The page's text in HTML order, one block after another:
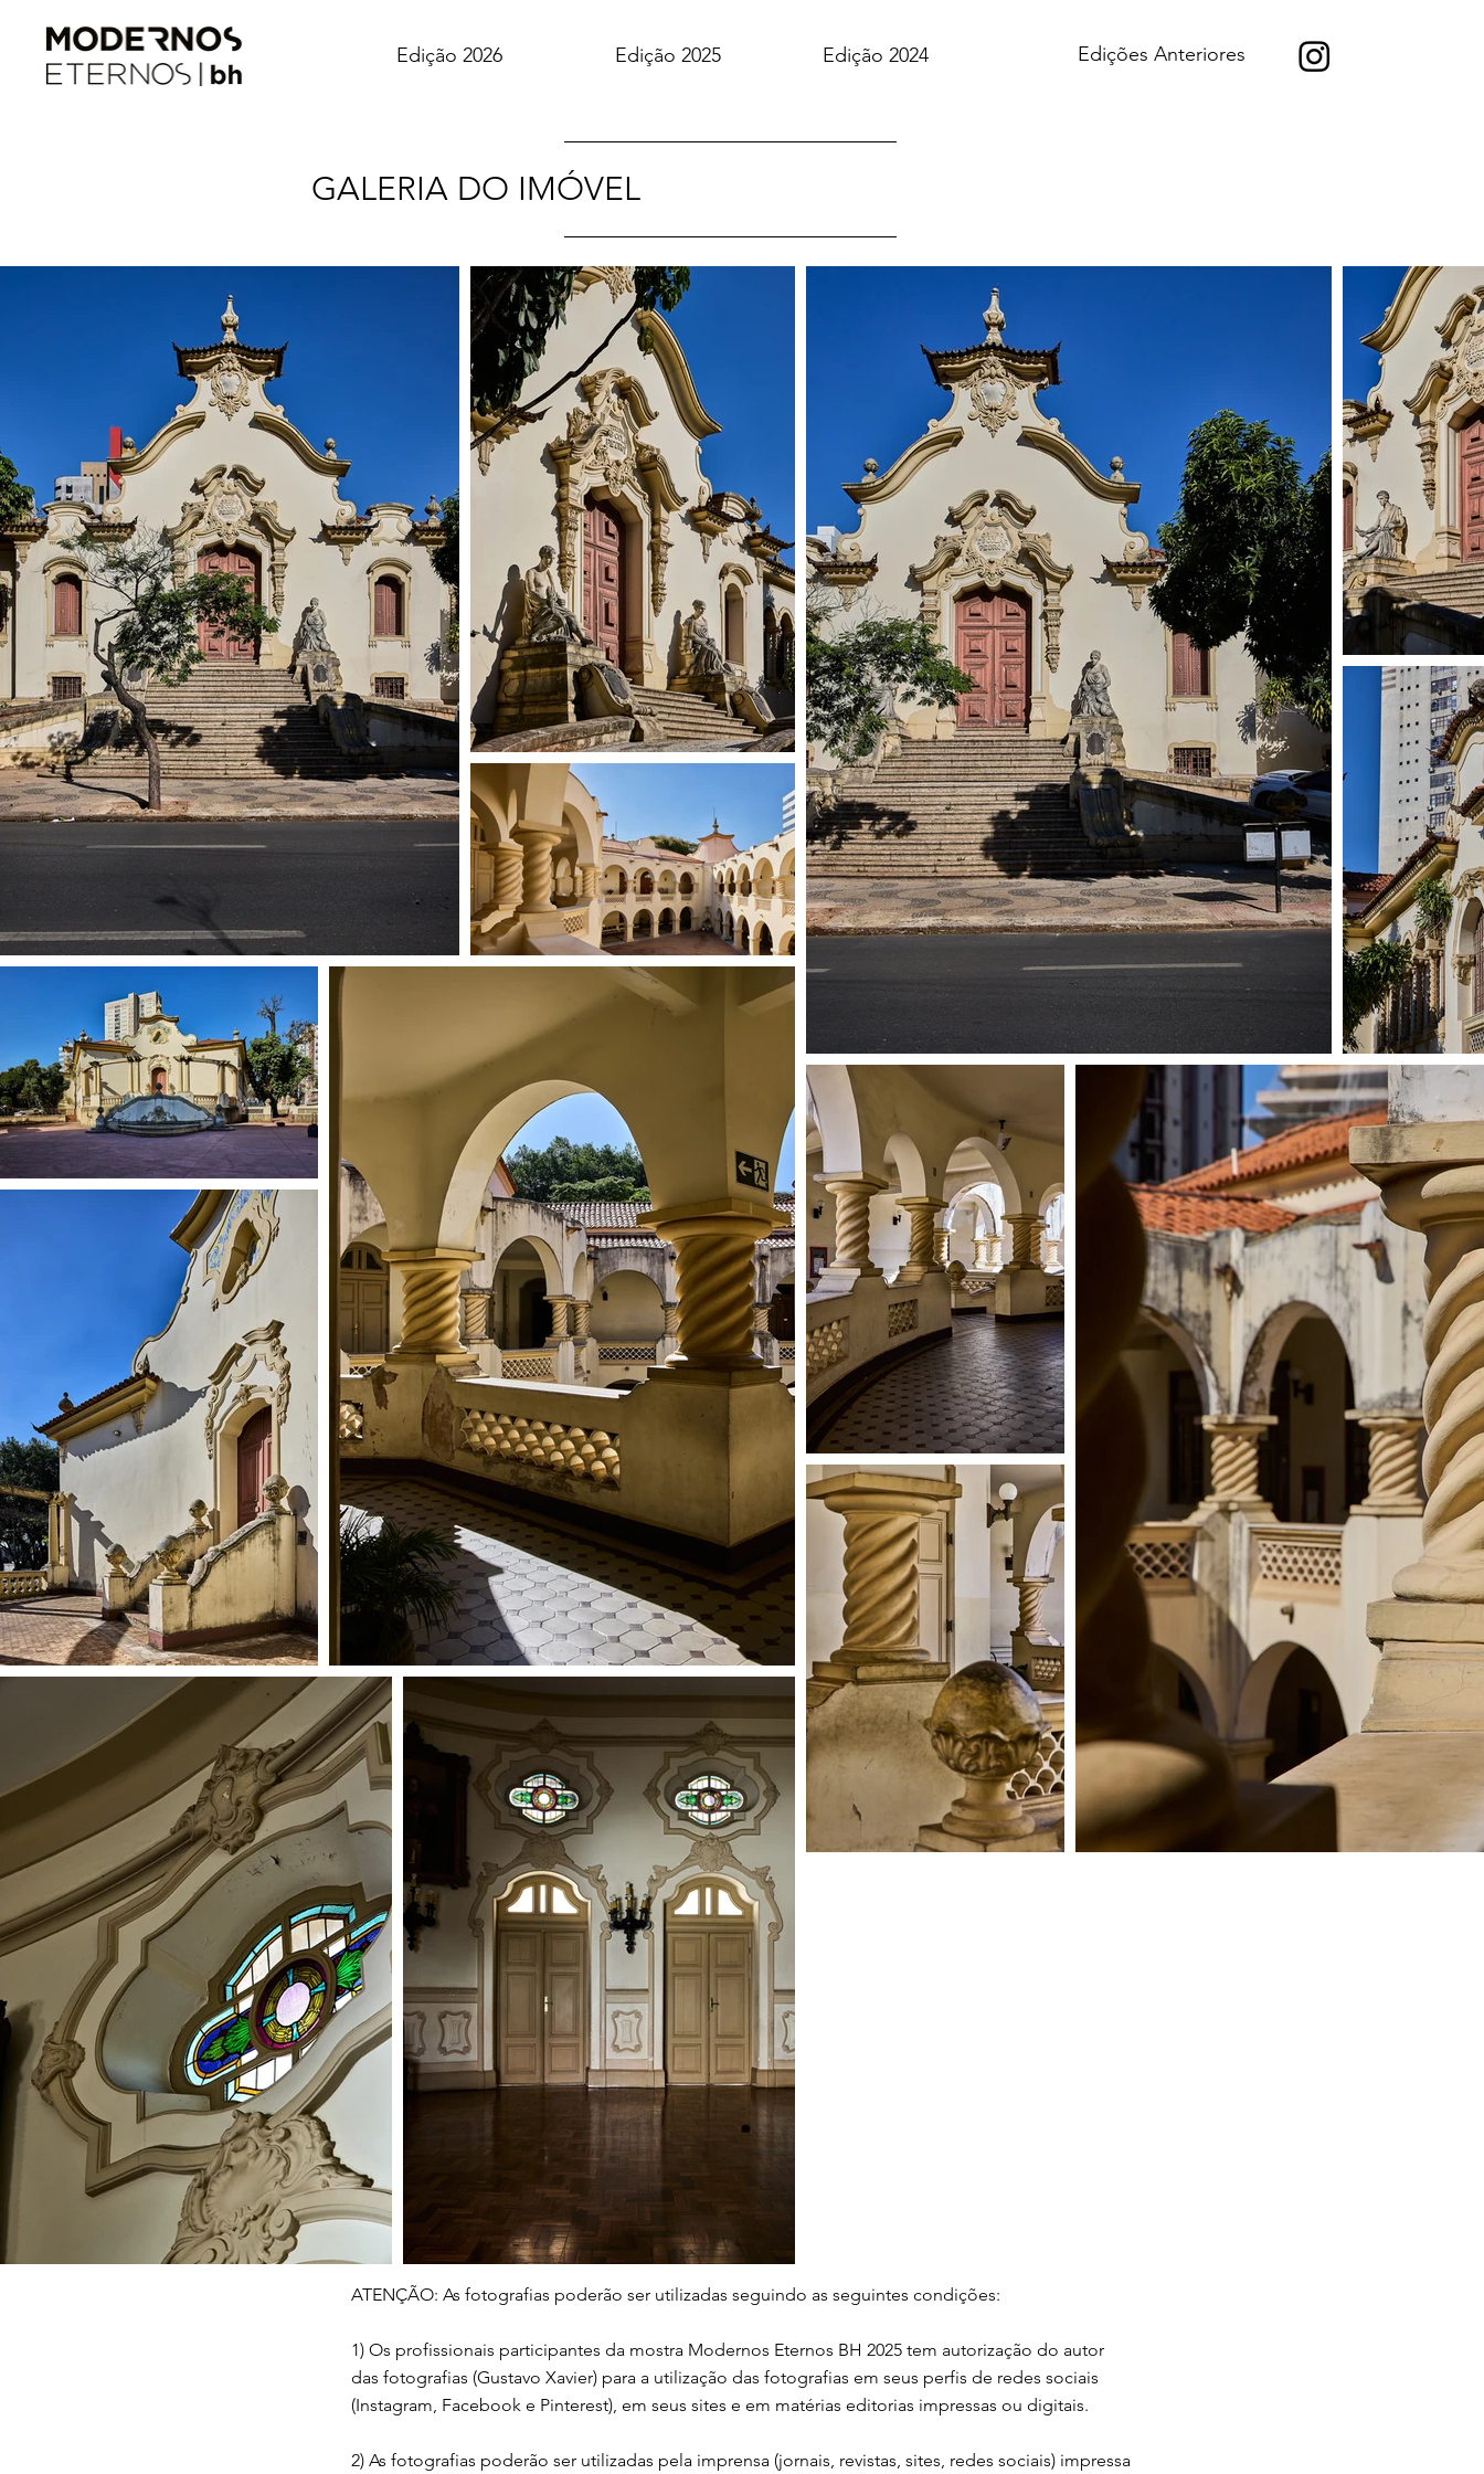
Edição 2026 Edição 2025 Edição 2024 Edições Anteriores
GALERIA DO IMÓVEL
ATENÇÃO: As fotografias poderão ser utilizadas seguindo as seguintes condições:
1) Os profissionais participantes da mostra Modernos Eternos BH 2025 tem autorização do autor
das fotografias (Gustavo Xavier) para a utilização das fotografias em seus perfis de redes sociais
(Instagram, Facebook e Pinterest), em seus sites e em matérias editorias impressas ou digitais.
2) As fotografias poderão ser utilizadas pela imprensa (jornais, revistas, sites, redes sociais) impressa